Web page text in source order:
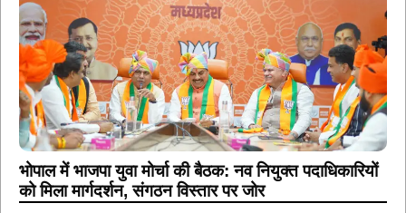
भोपाल में भाजपा युवा मोर्चा की बैठक: नव नियुक्त पदाधिकारियों
को मिला मार्गदर्शन, संगठन विस्तार पर जोर